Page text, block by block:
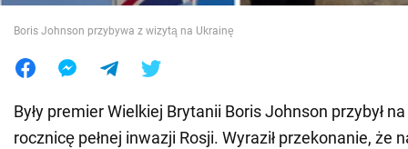
Jedzenie
Boris Johnson przybywa z wizytą na Ukrainę
Były premier Wielkiej Brytanii Boris Johnson przybył
rocznicę pełnej inwazji Rosji. Wyraził przekonanie, że